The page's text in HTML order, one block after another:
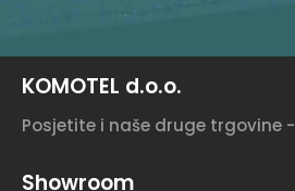
KOMOTEL d.o.o.
Posjetite i naše druge trgovine -
Showroom